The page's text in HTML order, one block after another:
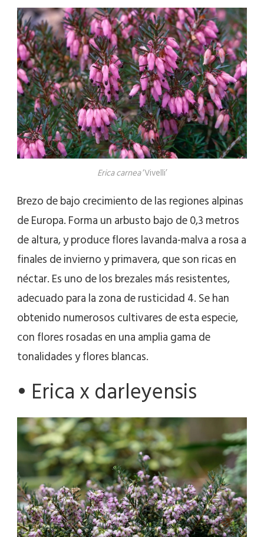
Erica carnea‘Vivelli’
Brezo de bajo crecimiento de las regiones alpinas
de Europa. Forma un arbusto bajo de 0,3 metros
de altura, y produce flores lavanda-malva a rosa a
finales de invierno y primavera, que son ricas en
néctar. Es uno de los brezales más resistentes,
adecuado para la zona de rusticidad 4. Se han
obtenido numerosos cultivares de esta especie,
con flores rosadas en una amplia gama de
tonalidades y flores blancas.
• Erica x darleyensis